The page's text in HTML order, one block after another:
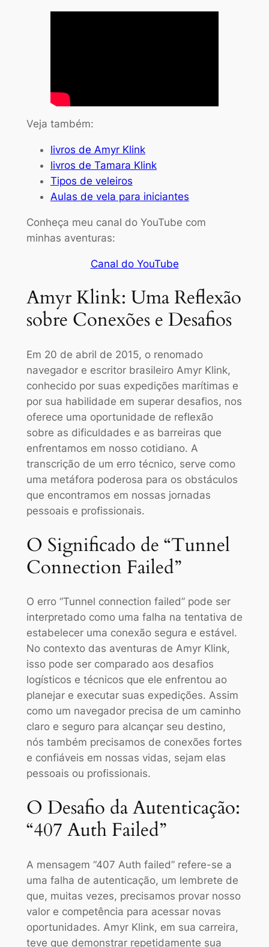
Veja também:
livros de Amyr Klink
livros de Tamara Klink
Tipos de veleiros
Aulas de vela para iniciantes
Conheça meu canal do YouTube com
minhas aventuras:
Canal do YouTube
Amyr Klink: Uma Reflexão
sobre Conexões e Desafios
Em 20 de abril de 2015, o renomado
navegador e escritor brasileiro Amyr Klink,
conhecido por suas expedições marítimas e
por sua habilidade em superar desafios, nos
oferece uma oportunidade de reflexão
sobre as dificuldades e as barreiras que
enfrentamos em nosso cotidiano. A
transcrição de um erro técnico, serve como
uma metáfora poderosa para os obstáculos
que encontramos em nossas jornadas
pessoais e profissionais.
O Significado de “Tunnel
Connection Failed”
O erro “Tunnel connection failed” pode ser
interpretado como uma falha na tentativa de
estabelecer uma conexão segura e estável.
No contexto das aventuras de Amyr Klink,
isso pode ser comparado aos desafios
logísticos e técnicos que ele enfrentou ao
planejar e executar suas expedições. Assim
como um navegador precisa de um caminho
claro e seguro para alcançar seu destino,
nós também precisamos de conexões fortes
e confiáveis em nossas vidas, sejam elas
pessoais ou profissionais.
O Desafio da Autenticação:
“407 Auth Failed”
A mensagem “407 Auth failed” refere-se a
uma falha de autenticação, um lembrete de
que, muitas vezes, precisamos provar nosso
valor e competência para acessar novas
oportunidades. Amyr Klink, em sua carreira,
teve que demonstrar repetidamente sua